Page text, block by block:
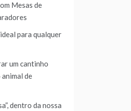
Mesas de
para qualquer
um cantinho
de
dentro da nossa